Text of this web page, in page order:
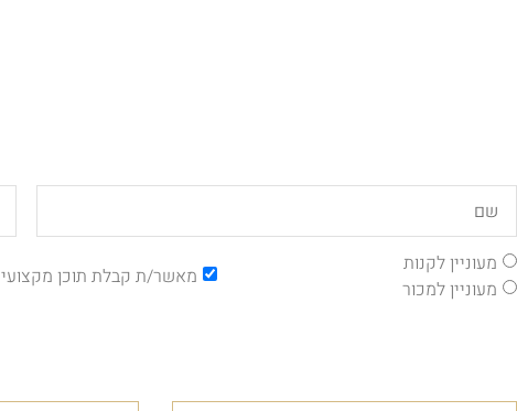
מעוניין לקנות
מעוניין למכור
מאשר/ת קבלת תוכן מקצועי